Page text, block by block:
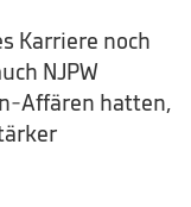
Karriere noch
NJPW
Affären hatten,